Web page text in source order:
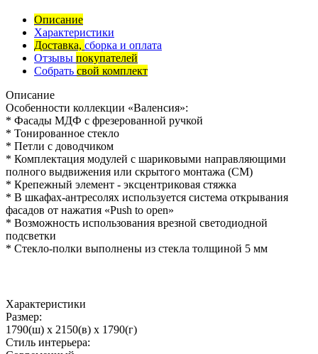
Описание
Характеристики
Доставка, сборка и оплата
Отзывы покупателей
Собрать свой комплект
Описание
Особенности коллекции «Валенсия»:
* Фасады МДФ с фрезерованной ручкой
* Тонированное стекло
* Петли с доводчиком
* Комплектация модулей с шариковыми направляющими
полного выдвижения или скрытого монтажа (СМ)
* Крепежный элемент - эксцентриковая стяжка
* В шкафах-антресолях используется система открывания
фасадов от нажатия «Push to open»
* Возможность использования врезной светодиодной
подсветки
* Стекло-полки выполнены из стекла толщиной 5 мм
Характеристики
Размер:
1790(ш) x 2150(в) x 1790(г)
Стиль интерьера: